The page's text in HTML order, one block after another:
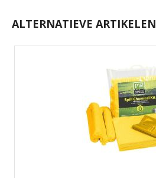
ALTERNATIEVE ARTIKELEN